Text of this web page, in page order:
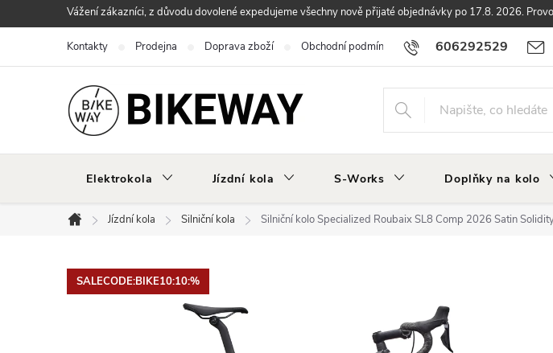
na
Vážení zákazníci, z důvodu dovolené expedujeme všechny nově přijaté objednávky po 17.8. 2026.
606292529
Kontakty Prodejna Doprava zboží Obchodní podmínky Podmínky ochrany
Elektrokola Jízdní kola S-Works Doplňky na kolo
Domů
Jízdní kola Silniční kola Silniční kolo Specialized Roubaix SL8 Comp 2026 Satin
SALECODE:BIKE10:10:%